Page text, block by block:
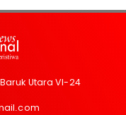
Utara VI-24